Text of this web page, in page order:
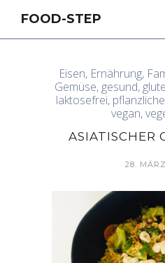
FOOD-STEP
Eisen, Ernährung,
Gemüse, gesund,
laktosefrei,
vegan,
ASIATISCHER
28.